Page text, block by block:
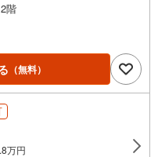
2階
（無料）
万円